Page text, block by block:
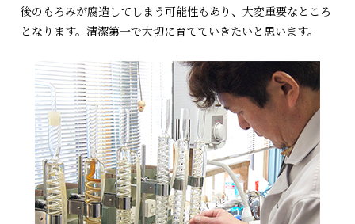
後のもろみが腐造してしまう可能性もあり、大変重要なところ
となります。清潔第一で大切に育てていきたいと思います。